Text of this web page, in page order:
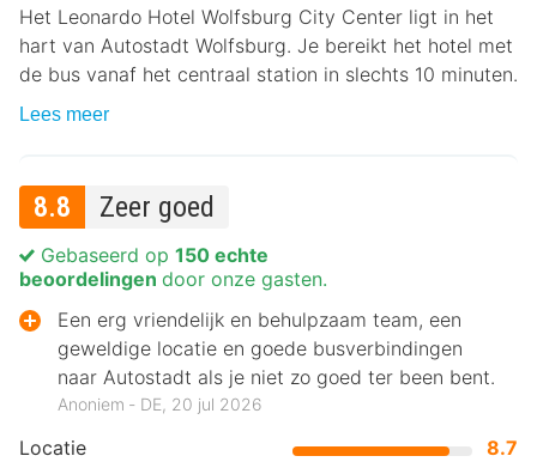
Het Leonardo Hotel Wolfsburg City Center ligt in het
hart van Autostadt Wolfsburg. Je bereikt het hotel met
de bus vanaf het centraal station in slechts 10 minuten.
Lees meer
8.8 Zeer goed
Locatie
8.7
Gebaseerd op 150 echte
beoordelingen door onze gasten.
Een erg vriendelijk en behulpzaam team, een
geweldige locatie en goede busverbindingen
naar Autostadt als je niet zo goed ter been bent.
Anoniem ‐ DE, 20 jul 2026